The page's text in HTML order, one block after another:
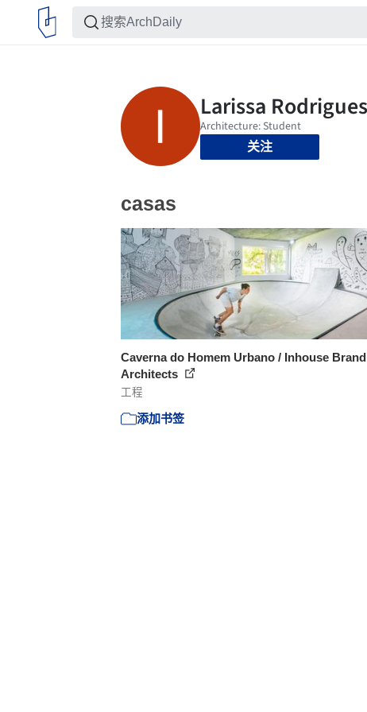
关注
casas
Caverna do Homem Urbano / Inhouse Brand
Architects
工程
添加书签